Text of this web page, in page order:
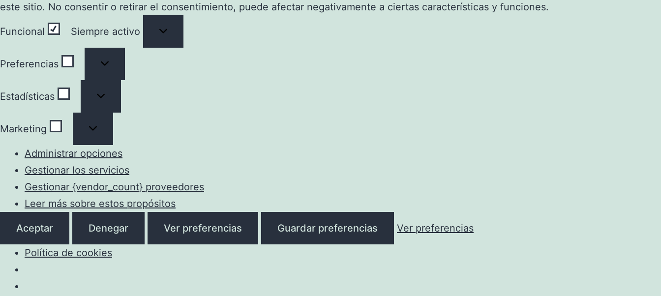
este sitio. No consentir o retirar el consentimiento, puede afectar negativamente a ciertas características y funciones.
Funcional Siempre activo
Preferencias
Estadísticas
Marketing
Administrar opciones
Gestionar los servicios
Gestionar {vendor_count} proveedores
Leer más sobre estos propósitos
Aceptar Denegar Ver preferencias Guardar preferencias Ver preferencias
Política de cookies